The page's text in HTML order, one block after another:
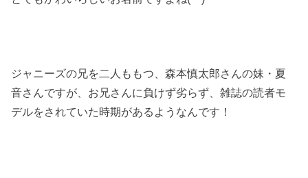
ジャニーズの兄を二人ももつ、森本慎太郎さんの妹・夏
音さんですが、お兄さんに負けず劣らず、雑誌の読者モ
デルをされていた時期があるようなんです！